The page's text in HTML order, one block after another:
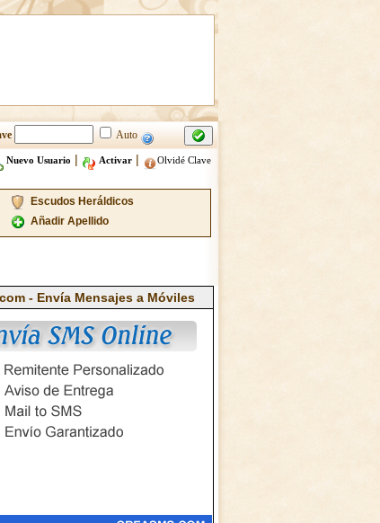
Auto
Nuevo Usuario | Activar| Olvidé Clave
Escudos Heráldicos
Añadir Apellido
- Envía Mensajes a Móviles